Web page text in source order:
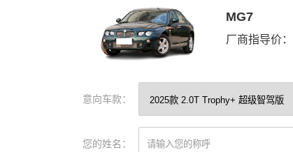
MG7
厂商指导价：
意向车款：
您的姓名：